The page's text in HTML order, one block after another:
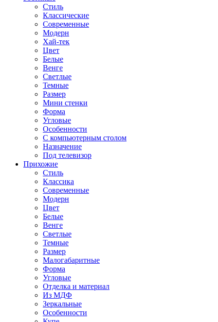
Стиль
Классические
Современные
Модерн
Хай-тек
Цвет
Белые
Венге
Светлые
Темные
Размер
Мини стенки
Форма
Угловые
Особенности
С компьютерным столом
Назначение
Под телевизор
Прихожие
Стиль
Классика
Современные
Модерн
Цвет
Белые
Венге
Светлые
Темные
Размер
Малогабаритные
Форма
Угловые
Отделка и материал
Из МДФ
Зеркальные
Особенности